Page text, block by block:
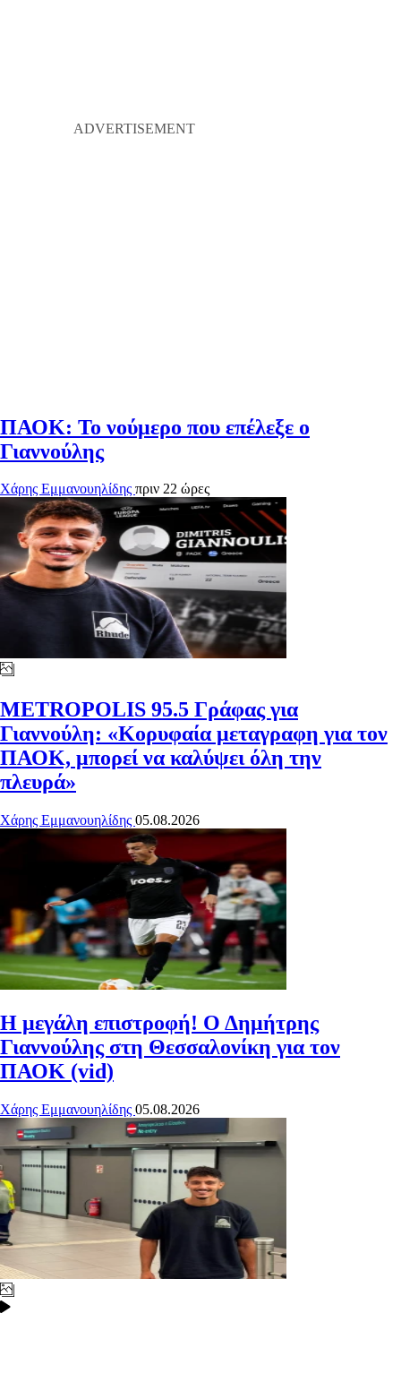
ΠΑΟΚ: Το νούμερο που επέλεξε ο
Γιαννούλης
Χάρης Εμμανουηλίδης πριν 22 ώρες
METROPOLIS 95.5 Γράφας για
Γιαννούλη: «Κορυφαία μεταγραφη για τον
ΠΑΟΚ, μπορεί να καλύψει όλη την
πλευρά»
Χάρης Εμμανουηλίδης 05.08.2026
Η μεγάλη επιστροφή! Ο Δημήτρης
Γιαννούλης στη Θεσσαλονίκη για τον
ΠΑΟΚ (vid)
Χάρης Εμμανουηλίδης 05.08.2026